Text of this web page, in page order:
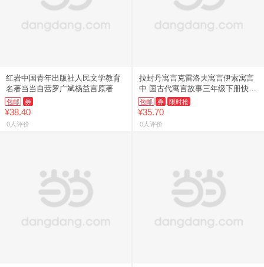
红岩中国青年出版社人民文学教育
名著当当自营罗广斌杨益言原著
包邮 券
¥38.40
0人评价
拉封丹寓言克雷洛夫寓言伊索寓言
中 国古代寓言故事三年级下册快乐
读
包邮 券 限时抢
¥35.70
0人评价